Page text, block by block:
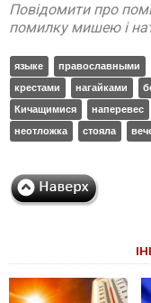
Повідомити про
помилку мишею і
языке православными
крестами
нагайками
Кичащимися
наперевес
неотложка
стояла